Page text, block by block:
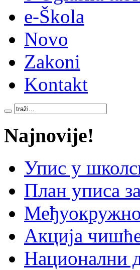
e-Škola
Novo
Zakoni
Kontakt
Najnovije!
Упис у
План уписа
Акција
Национални